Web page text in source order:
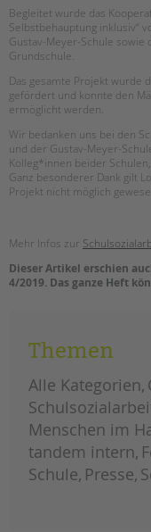
Briefe an Kai
PRESSE
Magazin
KONTAKT
Impressum
Datenschutz
Hinweisgebersystem
Begleitet wurde das
Selbstbehauptung inklusiv“
Gustav-Meyer-Schule sowie
Grundschule.
Das gesamte Projekt wurde
gefördert und konnte den
ermöglicht werden.
Wir bedanken uns bei den
und der Gustav-Meyer-
Kolleg*innen beider
Ganz besonderer Dank gilt
Projekt nicht möglich
Mehr Infos zur
Dieser Artikel erschien
4/2019. Das ganze Heft
Themen
Alle Kategorien
Menschen im
tandem intern
Schule Presse